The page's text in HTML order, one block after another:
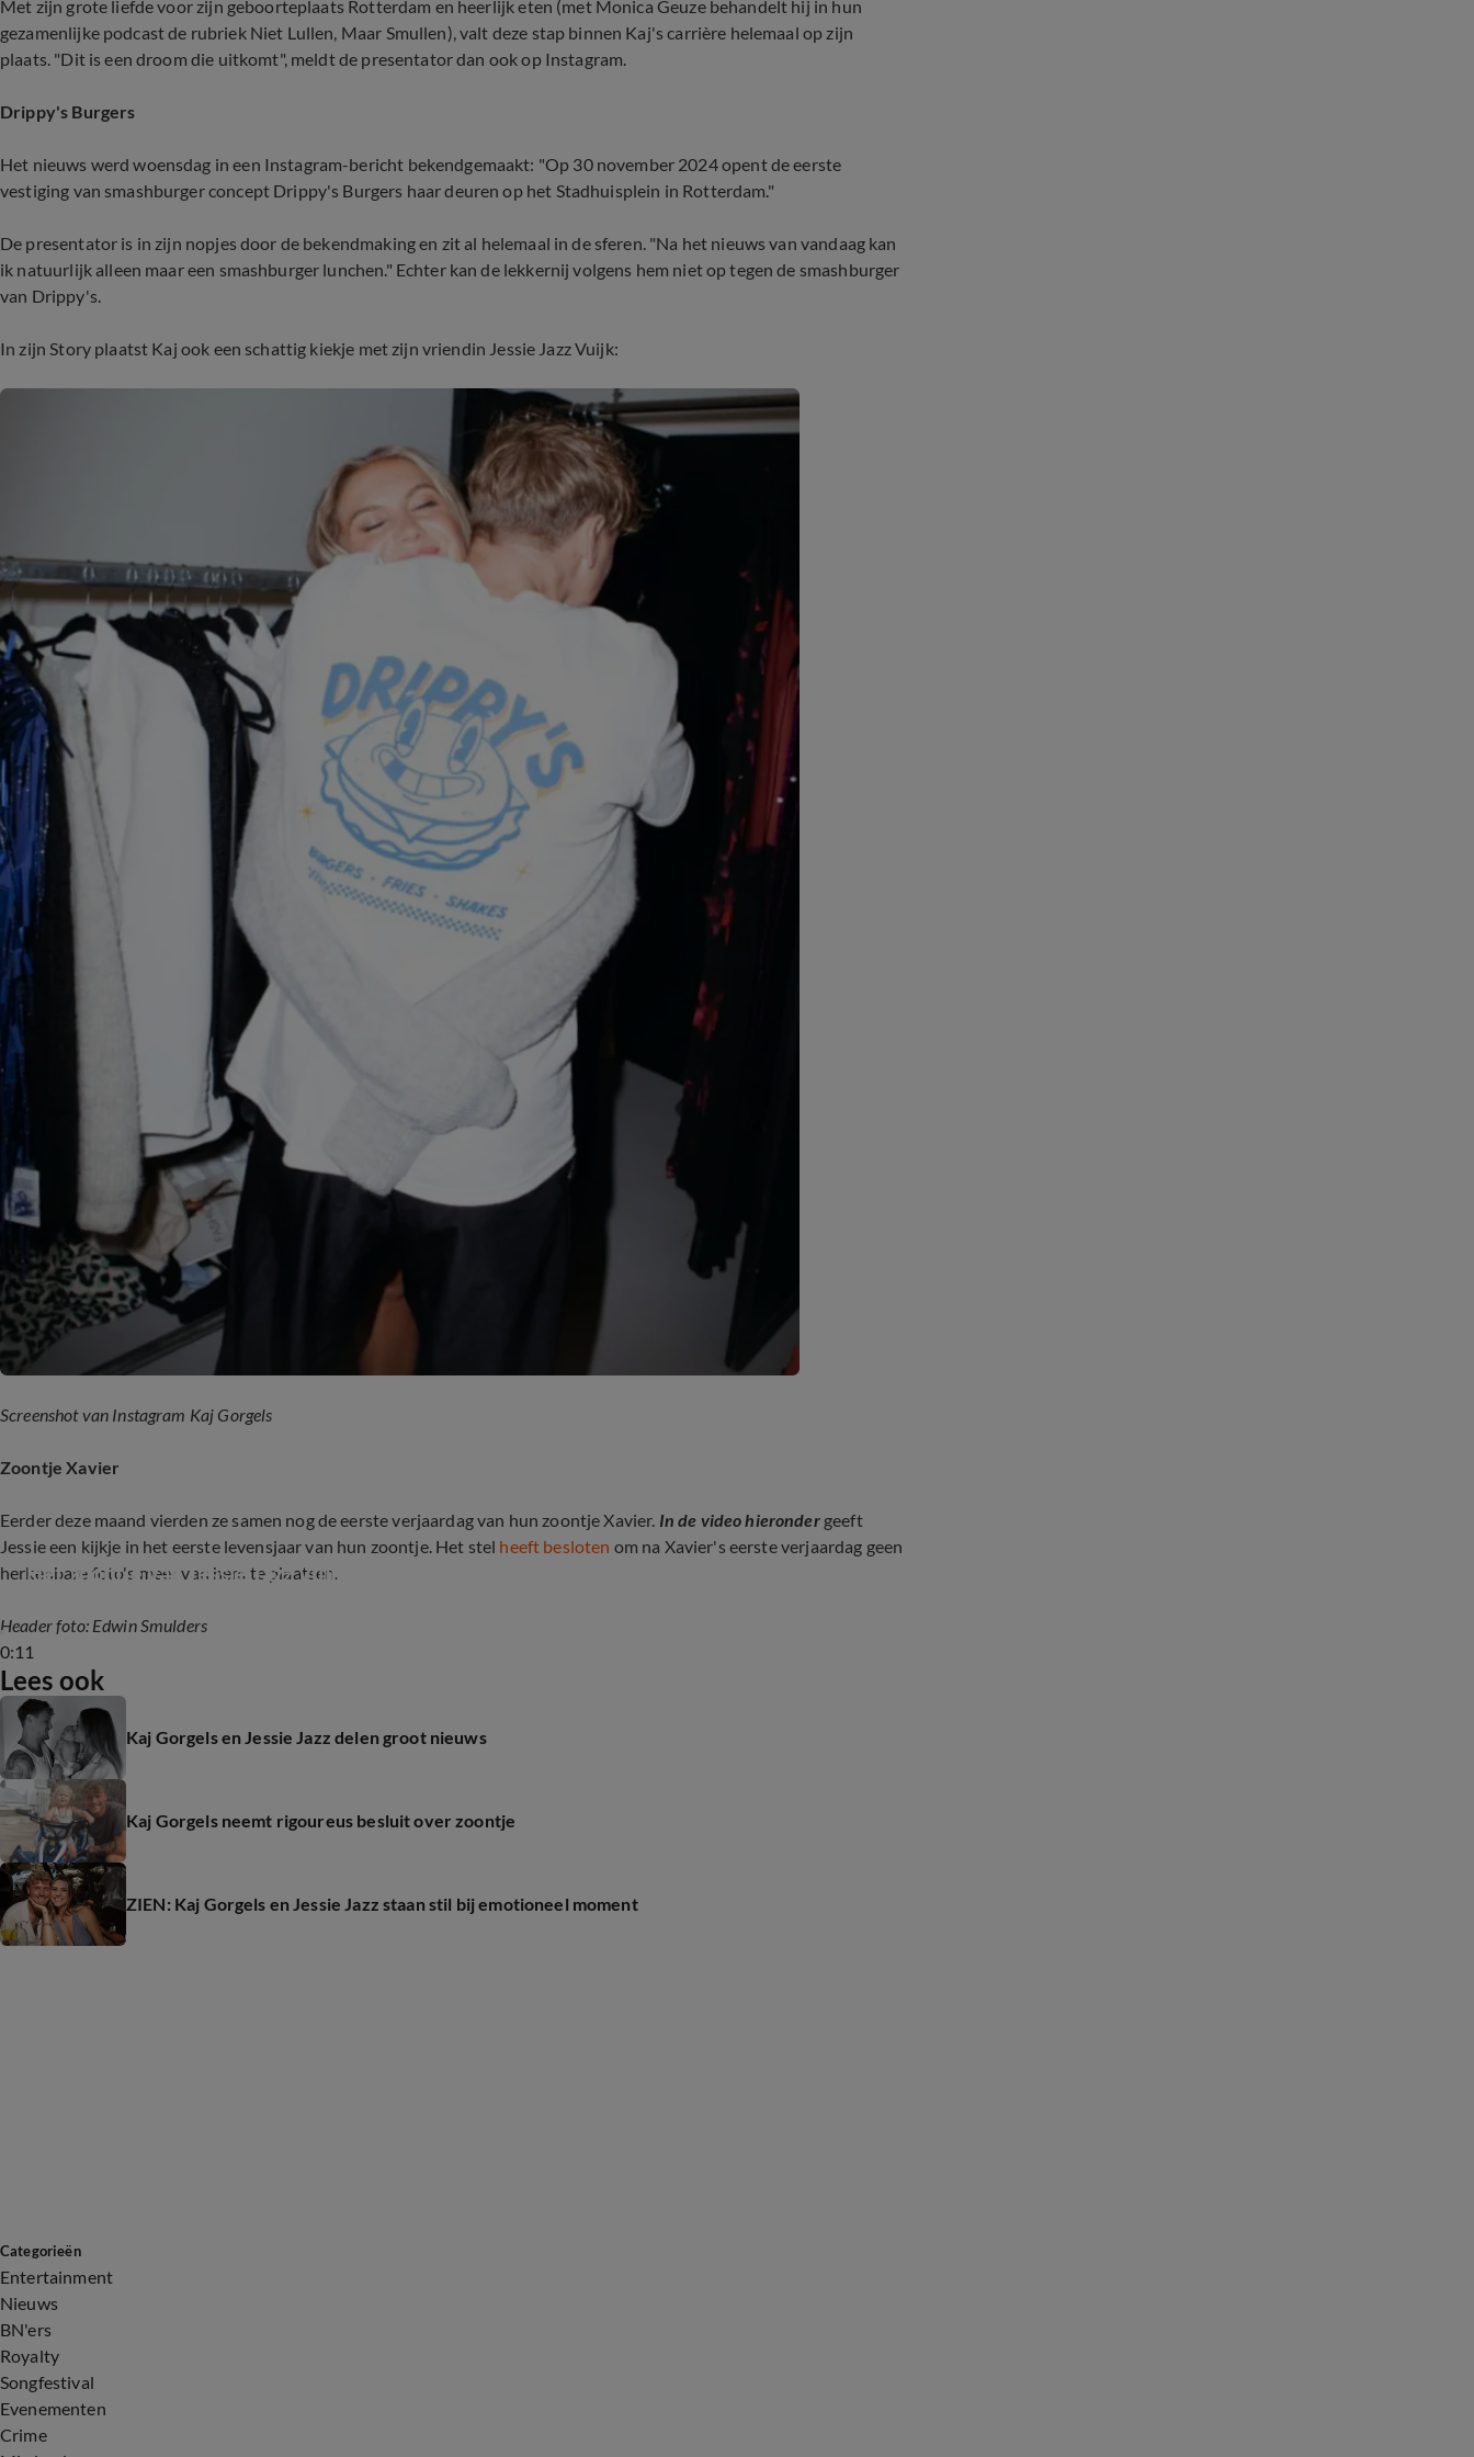
Met zijn grote liefde voor zijn geboorteplaats Rotterdam en heerlijk eten (met Monica Geuze behandelt hij in hun
gezamenlijke podcast de rubriek Niet Lullen, Maar Smullen), valt deze stap binnen Kaj's carrière helemaal op zijn
plaats. "Dit is een droom die uitkomt", meldt de presentator dan ook op Instagram.
Drippy's Burgers
Het nieuws werd woensdag in een Instagram-bericht bekendgemaakt: "Op 30 november 2024 opent de eerste
vestiging van smashburger concept Drippy's Burgers haar deuren op het Stadhuisplein in Rotterdam."
De presentator is in zijn nopjes door de bekendmaking en zit al helemaal in de sferen. "Na het nieuws van vandaag kan
ik natuurlijk alleen maar een smashburger lunchen." Echter kan de lekkernij volgens hem niet op tegen de smashburger
van Drippy's.
In zijn Story plaatst Kaj ook een schattig kiekje met zijn vriendin Jessie Jazz Vuijk:
Screenshot van Instagram Kaj Gorgels
Zoontje Xavier
Eerder deze maand vierden ze samen nog de eerste verjaardag van hun zoontje Xavier. In de video hieronder geeft
Jessie een kijkje in het eerste levensjaar van hun zoontje. Het stel heeft besloten om na Xavier's eerste verjaardag geen
herkenbare foto's meer van hem te plaatsen.
0:11
Het zoontje van Jessie Jazz Vuijk en Kaj Gorgels is één jaar geworden
Header foto: Edwin Smulders
Lees ook
Kaj Gorgels en Jessie Jazz delen groot nieuws
Kaj Gorgels neemt rigoureus besluit over zoontje
ZIEN: Kaj Gorgels en Jessie Jazz staan stil bij emotioneel moment
Categorieën
Entertainment
Nieuws
BN'ers
Royalty
Songfestival
Evenementen
Crime